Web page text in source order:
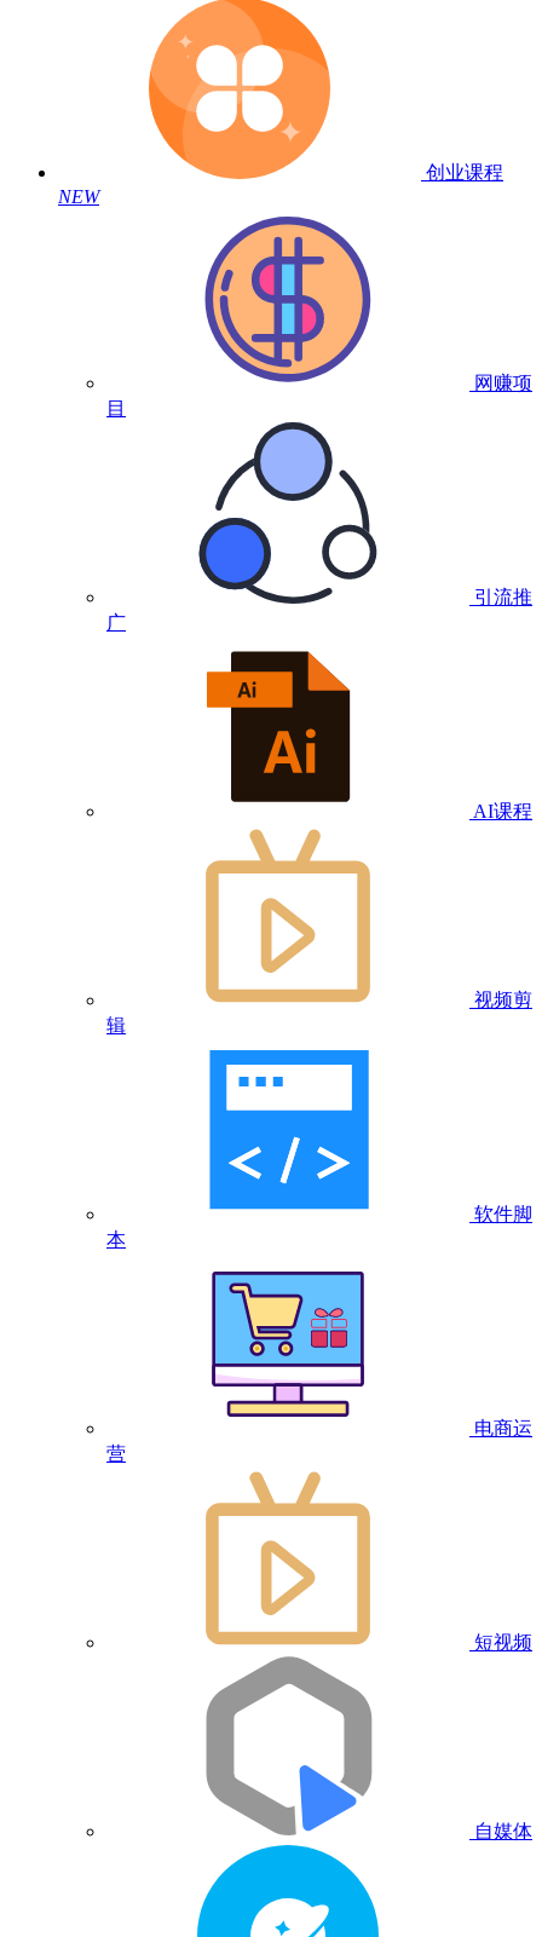
创业课程
NEW
网赚项
目
引流推
广
AI课程
视频剪
辑
软件脚
本
电商运
营
短视频
自媒体